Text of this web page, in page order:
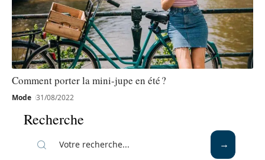
Comment porter la mini-jupe en été ?
Mode 31/08/2022
Recherche